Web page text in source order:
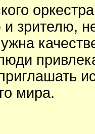
зрителю,
мира.